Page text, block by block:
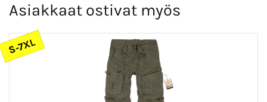
Asiakkaat ostivat myös
S-7XL